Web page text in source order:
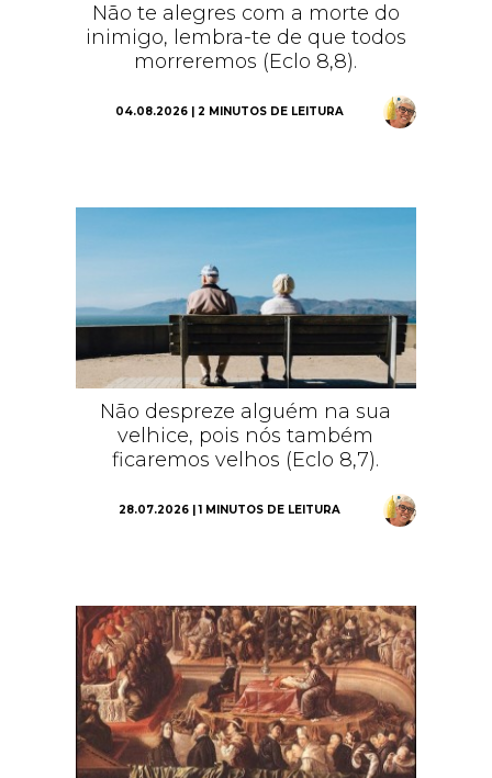
Não te alegres com a morte do
inimigo, lembra-te de que todos
morreremos (Eclo 8,8).
04.08.2026 | 2 MINUTOS DE LEITURA
Não despreze alguém na sua
velhice, pois nós também
ficaremos velhos (Eclo 8,7).
28.07.2026 | 1 MINUTOS DE LEITURA